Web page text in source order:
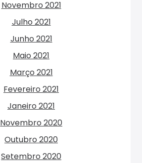
Novembro 2021
Julho 2021
Junho 2021
Maio 2021
Março 2021
Fevereiro 2021
Janeiro 2021
Novembro 2020
Outubro 2020
Setembro 2020